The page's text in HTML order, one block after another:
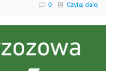
0 Czytaj dalej